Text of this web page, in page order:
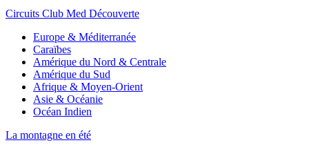
Circuits Club Med Découverte
Europe & Méditerranée
Caraïbes
Amérique du Nord & Centrale
Amérique du Sud
Afrique & Moyen-Orient
Asie & Océanie
Océan Indien
La montagne en été